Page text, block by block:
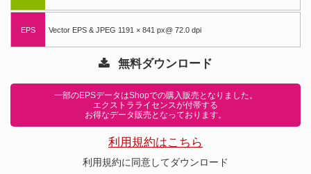
EPS Vector EPS & JPEG 1191 × 841 px@ 72.0 dpi
無料ダウンロード
一部のEPSデータはShopでの購入販売となりました。
エクストラライセンスが付帯する
お得なデータ販売となっております。
利用規約はこちら
利用規約に同意してダウンロード